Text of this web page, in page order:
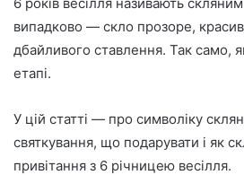
випадково — скло прозоре,
дбайливого ставлення. Так само,
етапі.
У цій статті — про символіку
святкування, що подарувати і як
привітання з 6 річницею весілля.